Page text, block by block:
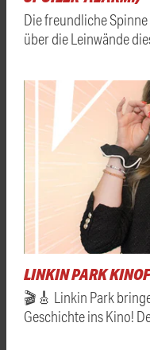
Die freundliche
über die Leinwände
LINKIN PARK
🎬🎸 Linkin Park
Geschichte ins Kino!